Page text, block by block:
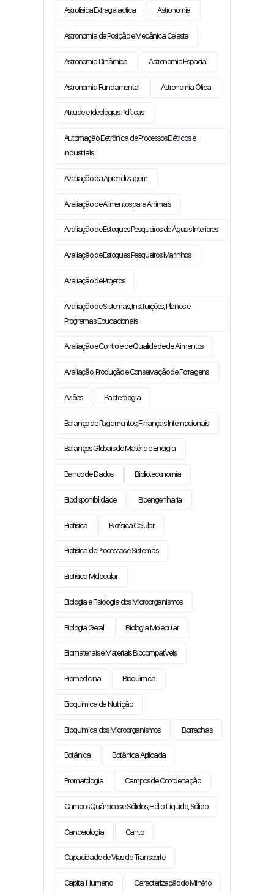
Astrofísica Extragalactica Astronomia
Astronomia de Posição e Mecânica Celeste
Astronomia Dinâmica Astronomia Espacial
Astronomia Fundamental Astronomia Ótica
Atitude e Ideologias Políticas
Automação Eletrônica de Processos Elétricos e
Industriais
Avaliação da Aprendizagem
Avaliação de Alimentos para Animais
Avaliação de Estoques Pesqueiros de Águas Interiores
Avaliação de Estoques Pesqueiros Marinhos
Avaliação de Projetos
Avaliação de Sistemas, Instituições, Planos e
Programas Educacionais
Avaliação e Controle de Qualidade de Alimentos
Avaliação, Produção e Conservação de Forragens
Aviões Bacterologia
Balanço de Pagamentos; Finanças Internacionais
Balanços Globais de Matéria e Energia
Banco de Dados Biblioteconomia
Biodisponibilidade Bioengenharia
Biofísica Biofísica Celular
Biofísica de Processos e Sistemas
Biofísica Molecular
Biologia e Fisiologia dos Microorganismos
Biologia Geral Biologia Molecular
Biomateriais e Materiais Biocompatíveis
Biomedicina Bioquímica
Bioquímica da Nutrição
Bioquímica dos Microorganismos Borrachas
Botânica Botânica Aplicada
Bromatologia Campos de Coordenação
Campos Quânticos e Sólidos, Hélio, Líquido, Sólido
Cancerologia Canto
Capacidade de Vias de Transporte
Capital Humano Caracterização do Minério